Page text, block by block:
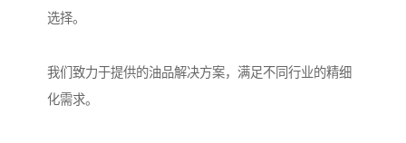
选择。
我们致力于提供的油品解决方案，满足不同行业的精细
化需求。